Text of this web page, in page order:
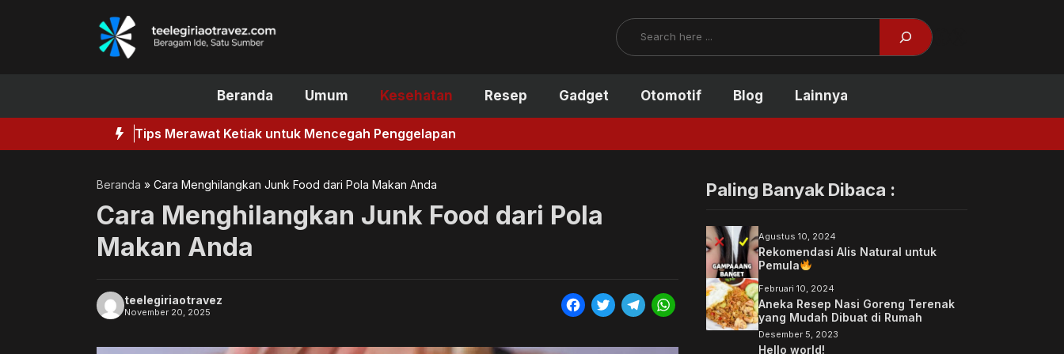
Search Facebook
Beranda Umum Kesehatan Resep Gadget Otomotif Blog Lainnya
Tips Merawat Ketiak untuk Mencegah Penggelapan
Beranda » Cara Menghilangkan Junk Food dari Pola Makan Anda
Cara Menghilangkan Junk Food dari Pola
Makan Anda
teelegiriaotravez
November 20, 2025
F
T
T
W
Paling Banyak Dibaca :
Agustus 10, 2024
Rekomendasi Alis Natural untuk
Pemula
Februari 10, 2024
Aneka Resep Nasi Goreng Terenak
yang Mudah Dibuat di Rumah
Desember 5, 2023
Hello world!